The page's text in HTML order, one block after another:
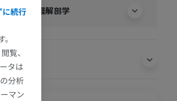
背側）三叉神経核視床路
人体神経解剖学
翻訳
続行
覧、
タは
分析
マン